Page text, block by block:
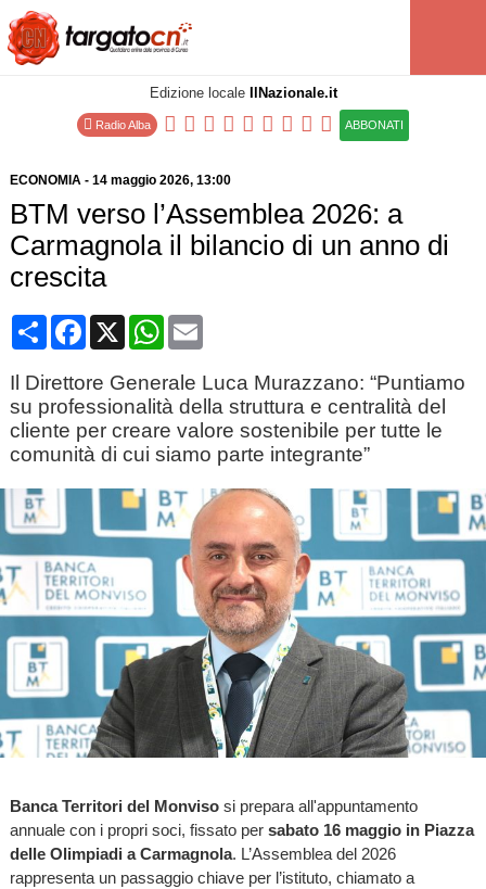
Edizione locale IlNazionale.it
Radio Alba ABBONATI
ECONOMIA- 14 maggio 2026, 13:00
BTM verso l’Assemblea 2026: a
Carmagnola il bilancio di un anno di
crescita
CondividiFacebook
X WhatsApp
Email
Il Direttore Generale Luca Murazzano: “Puntiamo
su professionalità della struttura e centralità del
cliente per creare valore sostenibile per tutte le
comunità di cui siamo parte integrante”
Banca Territori del Monvisosi prepara all'appuntamento
annuale con i propri soci, fissato per sabato 16 maggio in Piazza
delle Olimpiadi a Carmagnola. L’Assemblea del 2026
rappresenta un passaggio chiave per l’istituto, chiamato a